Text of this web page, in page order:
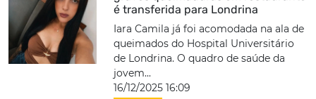
é transferida para Londrina
Iara Camila já foi acomodada na ala de
queimados do Hospital Universitário
de Londrina. O quadro de saúde da
jovem...
16/12/2025 16:09